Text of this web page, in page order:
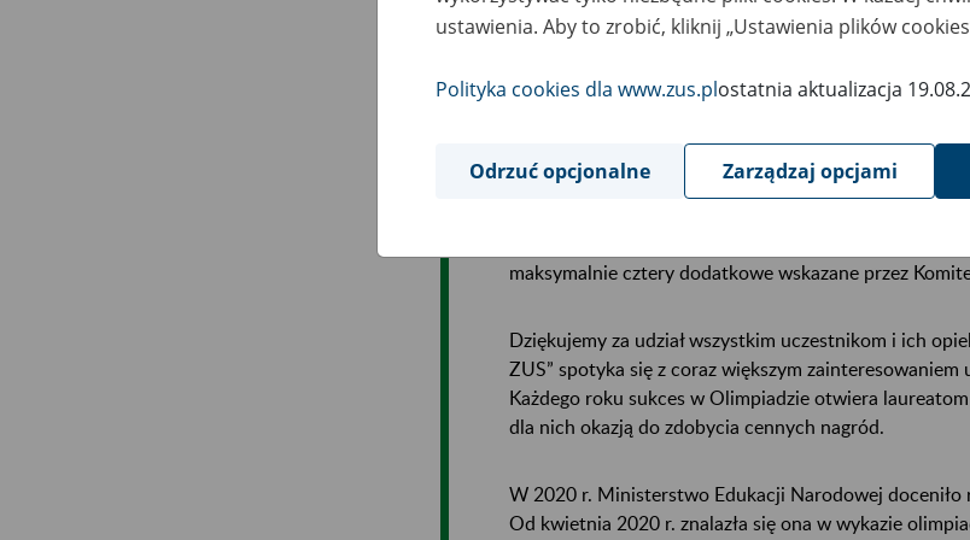
2023 roku komitety wojewódzkie Olimpiady
Olimpijczycy zmierzą się z testem wielokrotnego
wyniku zadecyduje nie tylko poprawność
go rozwiązać.
Do finału Olimpiady zakwalifikuje się 16 zespołów,
maksymalnie cztery dodatkowe wskazane przez
Dziękujemy za udział wszystkim uczestnikom i ich
ZUS” spotyka się z coraz większym
Każdego roku sukces w Olimpiadzie otwiera
dla nich okazją do zdobycia cennych nagród.
W 2020 r. Ministerstwo Edukacji Narodowej
Od kwietnia 2020 r. znalazła się ona w wykazie
ustawienia. Aby to zrobić, kliknij „Ustawienia plików
Polityka cookies dla www.zus.plostatnia aktualizacja
Odrzuć opcjonalne Zarządzaj opcjami